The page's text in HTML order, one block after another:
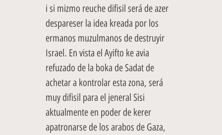
i si mizmo reuche difisil será de azer
despareser la idea kreada por los
ermanos muzulmanos de destruyir
Israel. En vista el Ayifto ke avia
refuzado de la boka de Sadat de
achetar a kontrolar esta zona, será
muy difisil para el jeneral Sisi
aktualmente en poder de kerer
apatronarse de los arabos de Gaza,